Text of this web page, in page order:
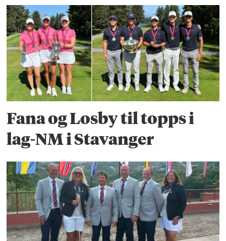
Fana og Losby til topps i
lag-NM i Stavanger